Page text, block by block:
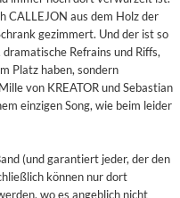
CALLEJON aus dem Holz der
gezimmert. Und der ist so
Refrains und Riffs,
Platz haben, sondern
von KREATOR und Sebastian
einzigen Song, wie beim leider
(und garantiert jeder, der den
können nur dort
wo es angeblich nicht